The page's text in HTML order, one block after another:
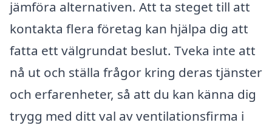
jämföra alternativen. Att ta steget till att
kontakta flera företag kan hjälpa dig att
fatta ett välgrundat beslut. Tveka inte att
nå ut och ställa frågor kring deras tjänster
och erfarenheter, så att du kan känna dig
trygg med ditt val av ventilationsfirma i